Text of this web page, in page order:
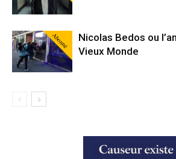
Abonné
Nicolas Bedos ou
Vieux Monde